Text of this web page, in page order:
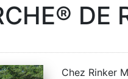
DE
Chez Rinker